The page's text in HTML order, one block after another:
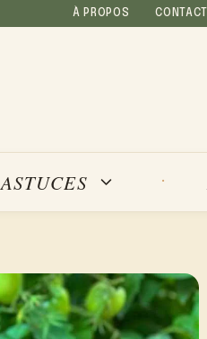
À PROPOS CONTACT
ASTUCES